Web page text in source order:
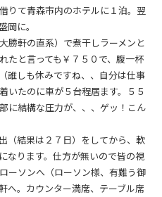
りて青森市内のホテルに１泊。翌
に。
勝軒の直系）で煮干しラーメンと
たと言っても￥７５０で、腹一杯
誰しも休みですね、、自分は仕事
いたのに車が５台程居ます。５５
に結構な圧力が、、、ゲッ！こん
（結果は２７日）をしてから、軟
なります。仕方が無いので皆の視
ーソンへ（ローソン様、有難う御
へ。カウンター満席、テーブル席